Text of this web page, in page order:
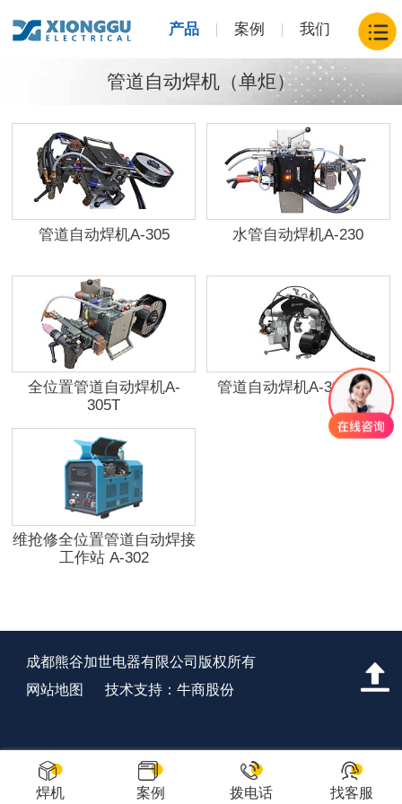
产品 案例 我们
管道自动焊机（单炬）
管道自动焊机A-305 水管自动焊机A-230
全位置管道自动焊机A-
305T
管道自动焊机A-301系列
维抢修全位置管道自动焊接
工作站 A-302
成都熊谷加世电器有限公司版权所有
网站地图
技术支持：牛商股份
焊机 案例 拨电话 找客服